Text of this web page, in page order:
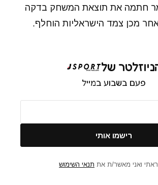
חתמה את תוצאת המשחק בדקה
של
פעם בשבוע במייל
ואני מאשר/ת את תנאי השימוש